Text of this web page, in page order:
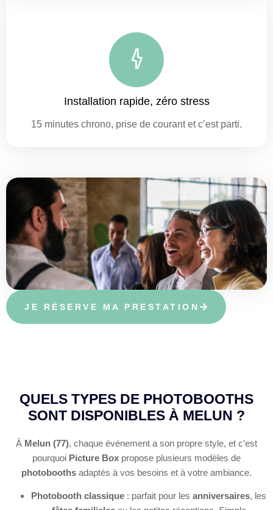
Installation rapide, zéro stress
15 minutes chrono, prise de courant et c’est parti.
JE RÉSERVE MA PRESTATION
QUELS TYPES DE PHOTOBOOTHS
SONT DISPONIBLES À MELUN ?
À Melun (77), chaque événement a son propre style, et c’est
pourquoi Picture Box propose plusieurs modèles de
photobooths adaptés à vos besoins et à votre ambiance.
Photobooth classique : parfait pour les anniversaires, les